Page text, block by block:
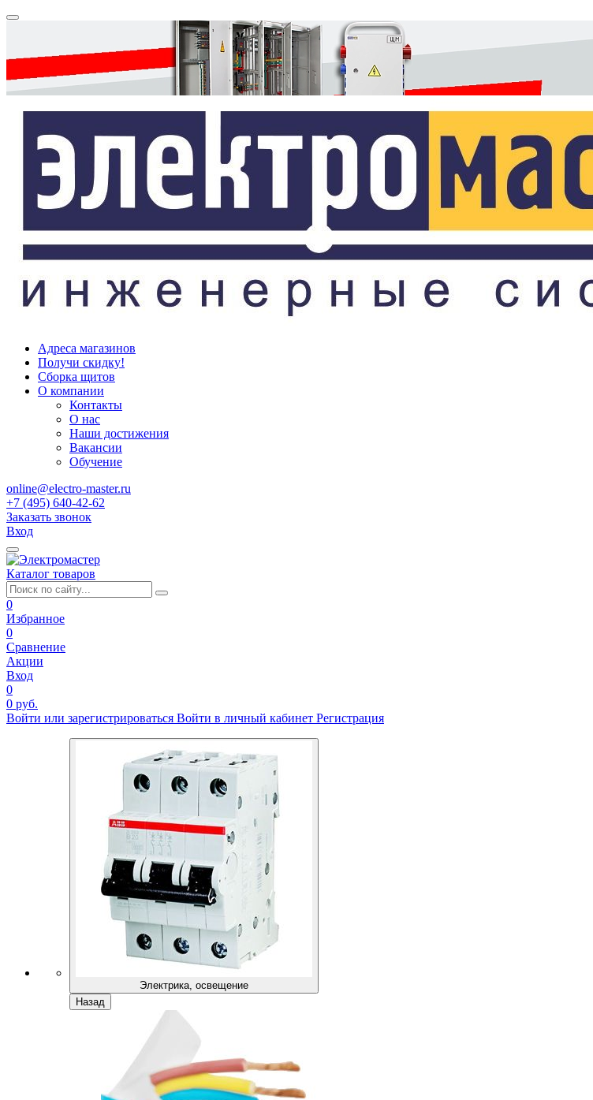
Адреса магазинов
Получи скидку!
Сборка щитов
О компании
Контакты
О нас
Наши достижения
Вакансии
Обучение
online@electro-master.ru
+7 (495) 640-42-62
Заказать звонок
Вход
Каталог товаров
0
Избранное
0
Сравнение
Акции
Вход
0
0 руб.
Войти или зарегистрироваться Войти в личный кабинет Регистрация
Электрика, освещение
Назад